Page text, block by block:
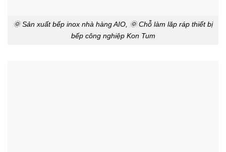
🌞 Sản xuất bếp inox nhà hàng AIO, 🌞 Chỗ làm lăp ráp thiết bị
bếp công nghiệp Kon Tum